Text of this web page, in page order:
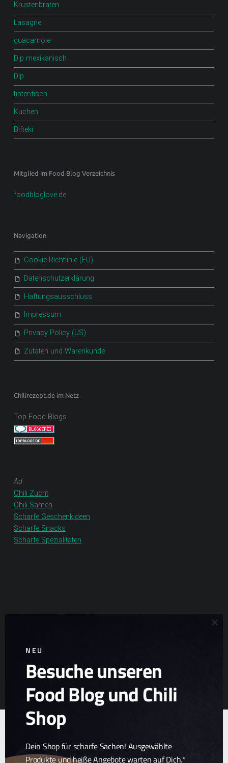
Krustenbraten
Lasagne
guacamole
Dip mexikanisch
Dip
tintenfisch
Kuchen
Bifteki
Mitglied im Food Blog Verzeichnis
foodbloglove.de
Navigation
Cookie-Richtlinie (EU)
Datenschutzerklärung
Haftungsausschluss
Impressum
Privacy Policy (US)
Zutaten und Warenkunde
Chilirezept.de im Netz
Top Food Blogs
Ad
Chili Zucht
Chili Samen
Scharfe Geschenkideen
Scharfe Snacks
Scharfe Spezialitäten
© 2026Chilirezept.de Food Blog | Alle Rechte vorbehalten.
Datenschutzerklärung |Zurück nach oben ↑
NEU
Besuche unseren
Food Blog und Chili
Shop
Dein Shop für scharfe Sachen! Ausgewählte
Produkte und heiße Angebote warten auf Dich.*